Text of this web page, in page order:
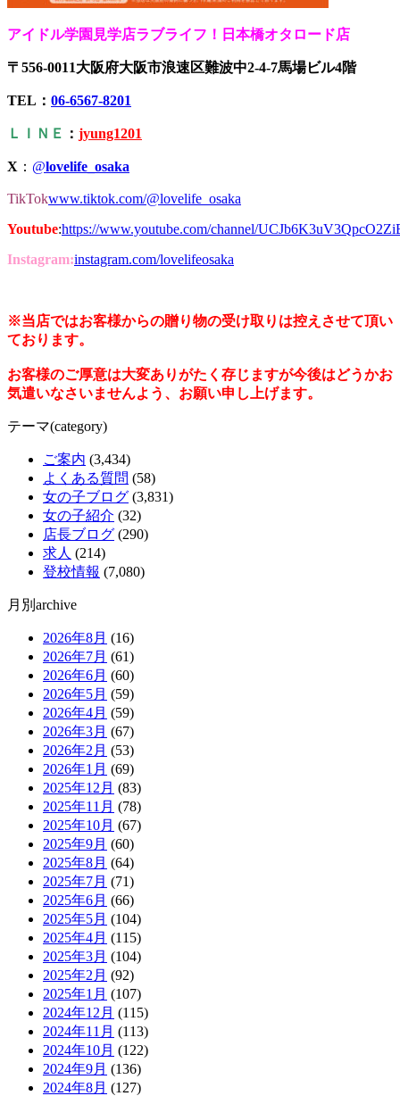
アイドル学園見学店ラブライフ！日本橋オタロード店
〒556-0011大阪府大阪市浪速区難波中2-4-7馬場ビル4階
TEL： 06-6567-8201
ＬＩＮＥ ： jyung1201
X ： @lovelife_osaka
TikTokwww.tiktok.com/@lovelife_osaka
Youtube:https://www.youtube.com/channel/
Instagram:instagram.com/lovelifeosaka
※当店ではお客様からの贈り物の受け取りは控えさせて頂い
ております。
お客様のご厚意は大変ありがたく存じますが今後はどうかお
気遣いなさいませんよう、お願い申し上げます。
テーマ(category)
ご案内 (3,434)
よくある質問 (58)
女の子ブログ (3,831)
女の子紹介 (32)
店長ブログ (290)
求人 (214)
登校情報 (7,080)
月別archive
2026年8月 (16)
2026年7月 (61)
2026年6月 (60)
2026年5月 (59)
2026年4月 (59)
2026年3月 (67)
2026年2月 (53)
2026年1月 (69)
2025年12月 (83)
2025年11月 (78)
2025年10月 (67)
2025年9月 (60)
2025年8月 (64)
2025年7月 (71)
2025年6月 (66)
2025年5月 (104)
2025年4月 (115)
2025年3月 (104)
2025年2月 (92)
2025年1月 (107)
2024年12月 (115)
2024年11月 (113)
2024年10月 (122)
2024年9月 (136)
2024年8月 (127)